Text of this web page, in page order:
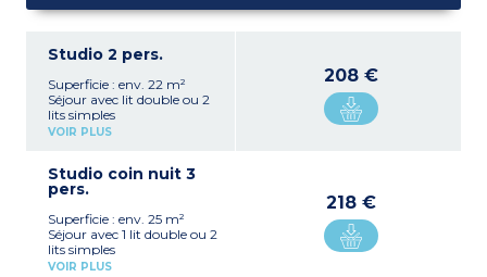
Studio 2 pers.
Superficie : env. 22 m²
Séjour avec lit double ou 2
lits simples
Kitchenette équipée
réfrigérateur, lave-vaisselle)
Salle d'eau avec WC
à mobilité réduite sur
demande et validation
Capacité d'accueil max :
2 personnes (enfants et
VOIR PLUS
208 €
Studio coin nuit 3
pers.
Superficie : env. 25 m²
Séjour avec 1 lit double ou 2
lits simples
Coin nuit avec 1 lit simple
VOIR PLUS
218 €